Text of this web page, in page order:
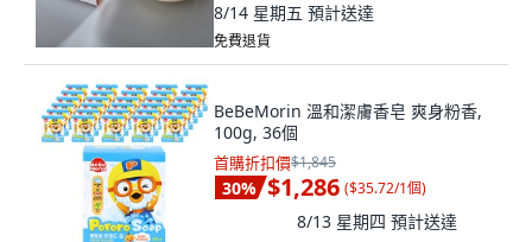
8/14 星期五 預計送達
免費退貨
BeBeMorin 溫和潔膚香皂 爽身粉香,
100g, 36個
首購折扣價$1,845
30% $1,286 ($35.72/1個)
8/13 星期四 預計送達